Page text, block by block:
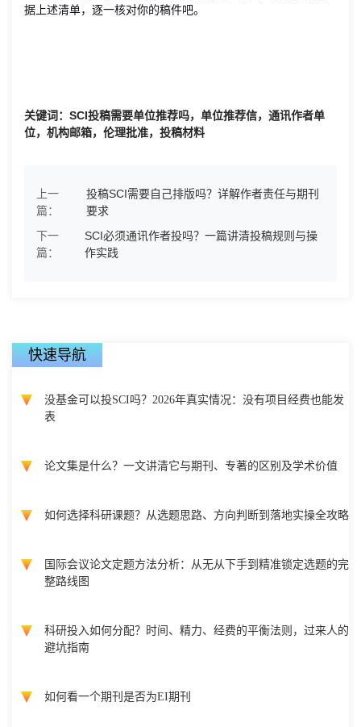
据上述清单，逐一核对你的稿件吧。
关键词：SCI投稿需要单位推荐吗，单位推荐信，通讯作者单
位，机构邮箱，伦理批准，投稿材料
上一
篇：
投稿SCI需要自己排版吗？详解作者责任与期刊
要求
下一
篇：
SCI必须通讯作者投吗？一篇讲清投稿规则与操
作实践
快速导航
没基金可以投SCI吗？2026年真实情况：没有项目经费也能发
表
论文集是什么？一文讲清它与期刊、专著的区别及学术价值
如何选择科研课题？从选题思路、方向判断到落地实操全攻略
国际会议论文定题方法分析：从无从下手到精准锁定选题的完
整路线图
科研投入如何分配？时间、精力、经费的平衡法则，过来人的
避坑指南
如何看一个期刊是否为EI期刊